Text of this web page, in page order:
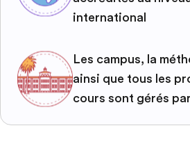
international
Les campus, la
ainsi que tous les
cours sont gérés